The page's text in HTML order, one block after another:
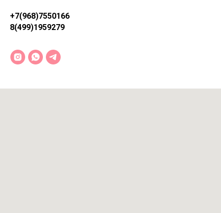
+7(968)7550166
8(499)1959279